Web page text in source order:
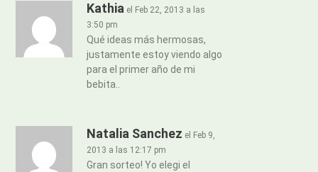
Kathia el Feb 22, 2013 a las
3:50 pm
Qué ideas más hermosas,
justamente estoy viendo algo
para el primer año de mi
bebita..
Natalia Sanchez el Feb 9,
2013 a las 12:17 pm
Gran sorteo! Yo elegi el